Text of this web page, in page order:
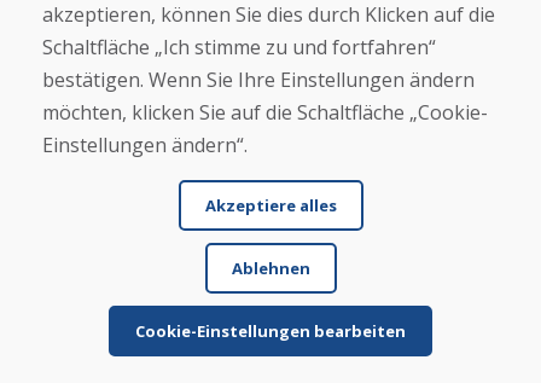
Über uns
Blog
Über uns
Geschäft
Kaufen
E-Shop
Geschäftsbedingungen
Transport
Zahlung
Beschwerde
Rückgabe und Umtausch von Waren
akzeptieren, können Sie dies durch Klicken auf die
Schaltfläche „Ich stimme zu und fortfahren“
bestätigen. Wenn Sie Ihre Einstellungen ändern
möchten, klicken Sie auf die Schaltfläche „Cookie-
Einstellungen ändern“.
Akzeptiere alles
Ablehnen
Cookie-Einstellungen bearbeiten